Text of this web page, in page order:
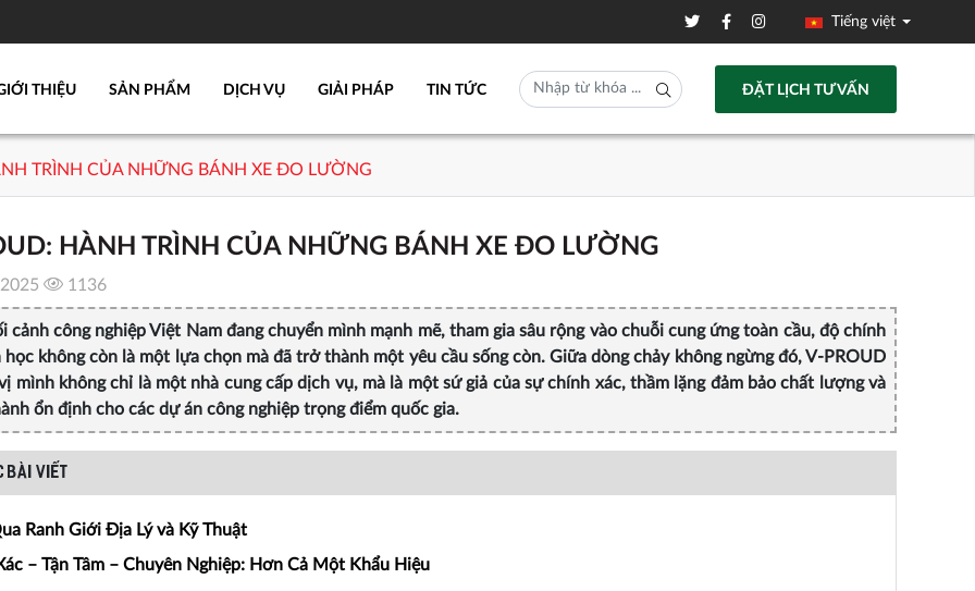
Tiếng việt
THIỆU SẢN PHẨM DỊCH VỤ GIẢI PHÁP TIN TỨC ĐẶT LỊCH TƯ VẤN
TRÌNH CỦA NHỮNG BÁNH XE ĐO LƯỜNG
HÀNH TRÌNH CỦA NHỮNG BÁNH XE ĐO LƯỜNG
1136
cảnh công nghiệp Việt Nam đang chuyển mình mạnh mẽ, tham gia sâu rộng vào chuỗi cung ứng toàn cầu, độ chính
học không còn là một lựa chọn mà đã trở thành một yêu cầu sống còn. Giữa dòng chảy không ngừng đó, V-PROUD
mình không chỉ là một nhà cung cấp dịch vụ, mà là một sứ giả của sự chính xác, thầm lặng đảm bảo chất lượng và
ổn định cho các dự án công nghiệp trọng điểm quốc gia.
BÀI VIẾT
Ranh Giới Địa Lý và Kỹ Thuật
– Tận Tâm – Chuyên Nghiệp: Hơn Cả Một Khẩu Hiệu